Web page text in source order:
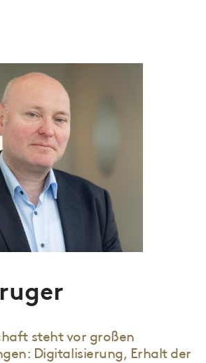
steht vor großen
Digitalisierung, Erhalt der